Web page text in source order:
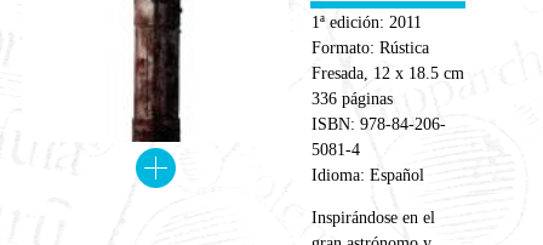
1ª edición: 2011
Formato: Rústica
Fresada, 12 x 18.5 cm
336 páginas
ISBN: 978-84-206-
5081-4
Idioma: Español
Inspirándose en el